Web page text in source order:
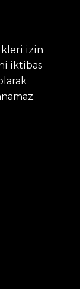
izin
iktibas